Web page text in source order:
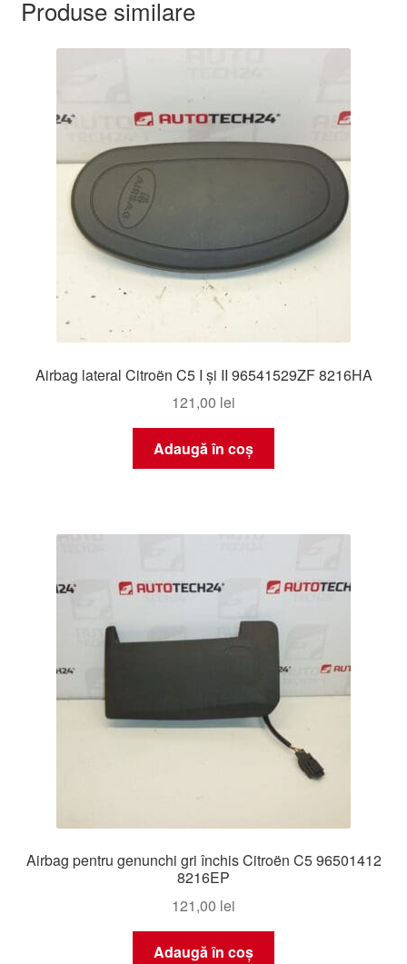
Produse similare
Airbag lateral Citroën C5 I și II 96541529ZF 8216HA
121,00 lei
Adaugă în coș
Airbag pentru genunchi gri închis Citroën C5 96501412
8216EP
121,00 lei
Adaugă în coș